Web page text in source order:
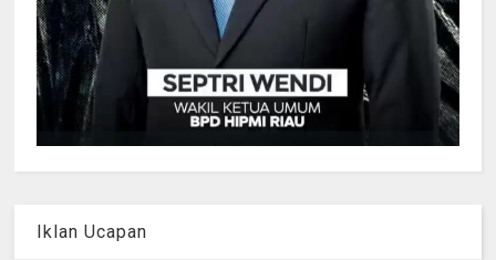
Iklan Ucapan